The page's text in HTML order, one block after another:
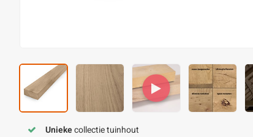
Uniekecollectie tuinhout